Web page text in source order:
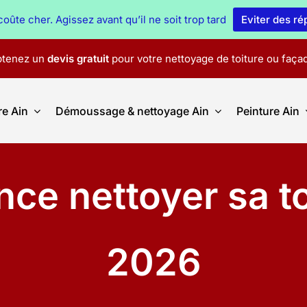
un devis gratuitpour votre nettoyage de toiture ou
Ain Démoussage & nettoyage Ain Peinture Ain
nettoyer sa
2026
cher. Agissez avant qu’il ne soit trop tard Eviter des